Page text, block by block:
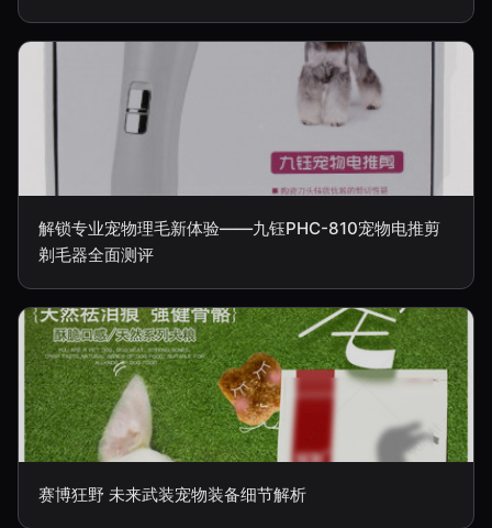
解锁专业宠物理毛新体验——九钰PHC-810宠物电推剪
剃毛器全面测评
赛博狂野 未来武装宠物装备细节解析